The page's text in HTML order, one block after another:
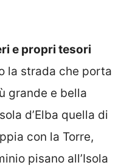
e propri tesori
la strada che porta
grande e bella
d’Elba quella di
con la Torre,
pisano all’Isola